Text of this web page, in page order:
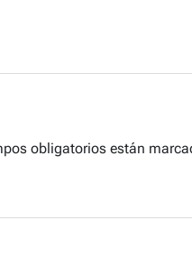
obligatorios están